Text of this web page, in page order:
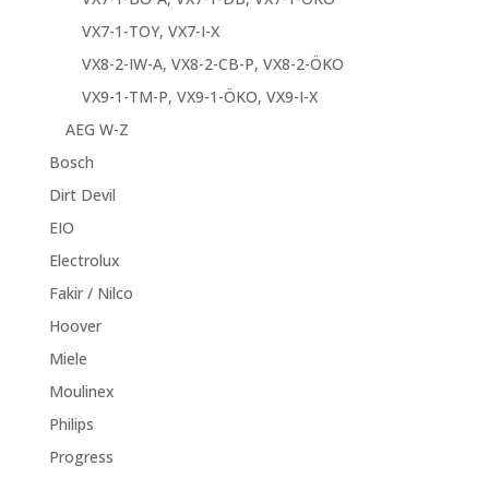
VX7-1-TOY, VX7-I-X
VX8-2-IW-A, VX8-2-CB-P, VX8-2-ÖKO
VX9-1-TM-P, VX9-1-ÖKO, VX9-I-X
AEG W-Z
Bosch
Dirt Devil
EIO
Electrolux
Fakir / Nilco
Hoover
Miele
Moulinex
Philips
Progress